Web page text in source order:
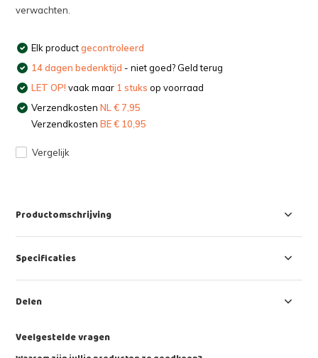
verwachten.
Elk productgecontroleerd
14 dagen bedenktijd - niet goed? Geld terug
LET OP! vaak maar 1 stuks op voorraad
VerzendkostenNL € 7,95
VerzendkostenBE € 10,95
Vergelijk
Productomschrijving
Specificaties
Delen
Veelgestelde vragen